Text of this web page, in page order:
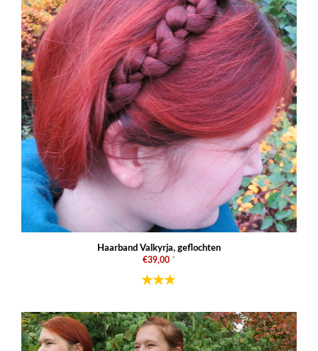
Haarband Valkyrja, geflochten
€39,00 *